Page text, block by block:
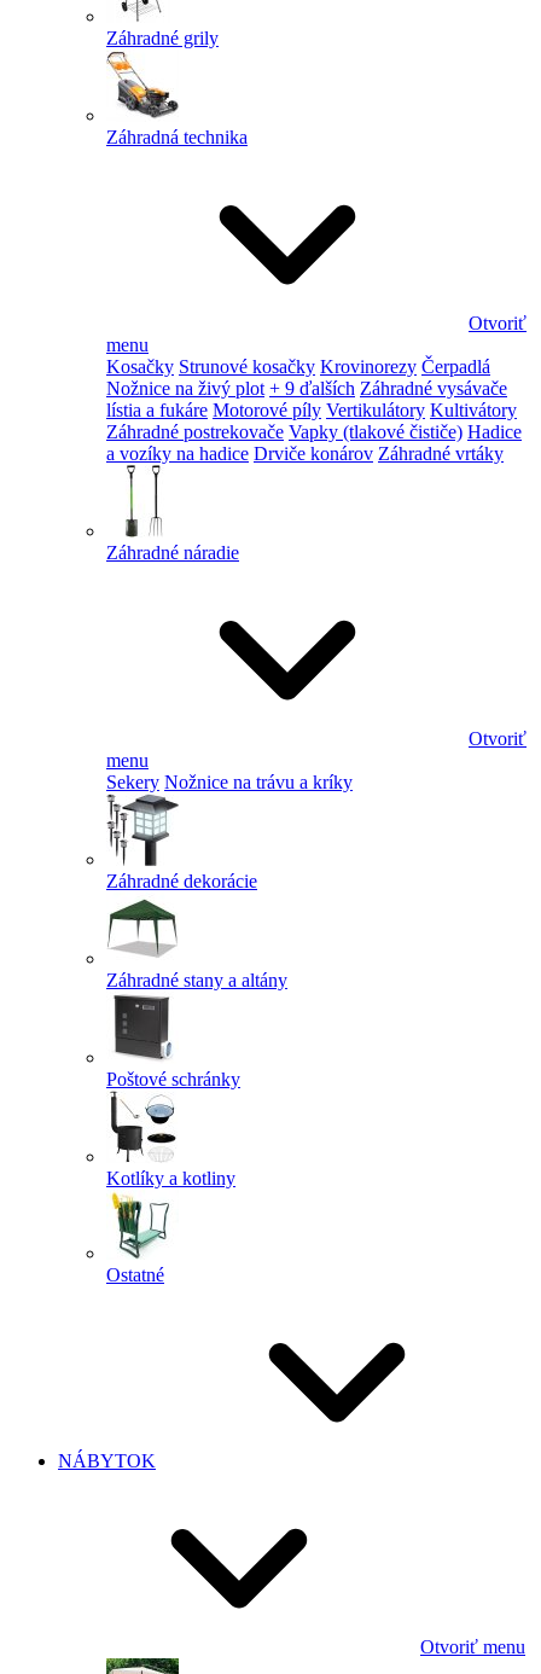
Záhradné grily
Záhradná technika
Otvoriť
menu
Kosačky Strunové kosačky Krovinorezy Čerpadlá
Nožnice na živý plot + 9 ďalších Záhradné vysávače
lístia a fukáre Motorové píly Vertikulátory Kultivátory
Záhradné postrekovače Vapky (tlakové čističe) Hadice
a vozíky na hadice Drviče konárov Záhradné vrtáky
Záhradné náradie
Otvoriť
menu
Sekery Nožnice na trávu a kríky
Záhradné dekorácie
Záhradné stany a altány
Poštové schránky
Kotlíky a kotliny
Ostatné
NÁBYTOK
Otvoriť menu